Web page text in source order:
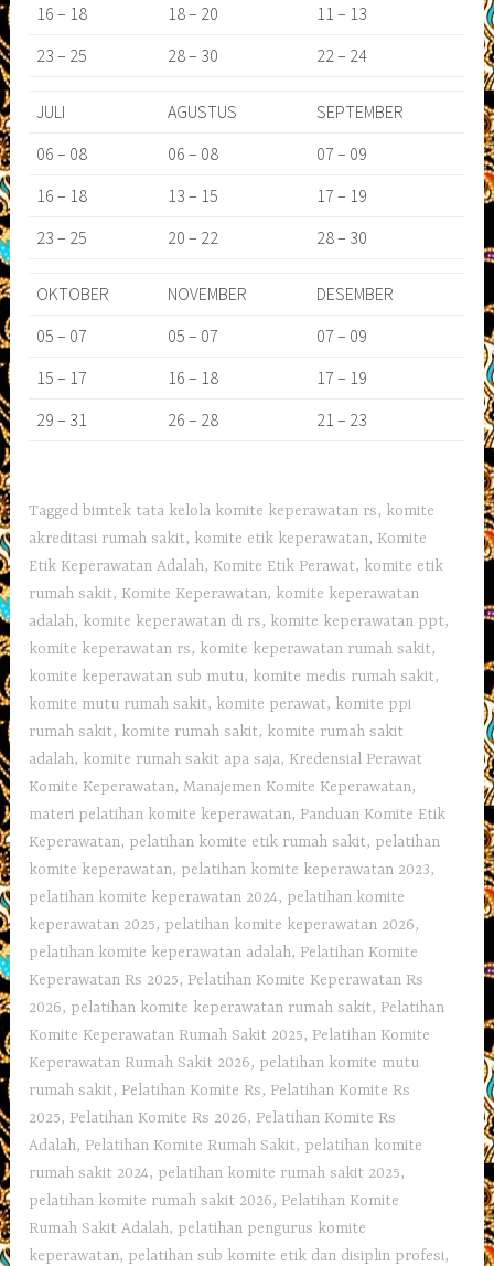
16 – 18
18 – 20
11 – 13
23 – 25
28 – 30 22 – 24
JULI AGUSTUS
SEPTEMBER
06 – 08
06 – 08
07 – 09
16 – 18
13 – 15
17 – 19
23 – 25
20 – 22 28 – 30
OKTOBER NOVEMBER
DESEMBER
05 – 07
05 – 07
07 – 09
15 – 17
16 – 18
17 – 19
29 – 31
26 – 28 21 – 23
Tagged bimtek tata kelola komite keperawatan rs, komite
akreditasi rumah sakit, komite etik keperawatan, Komite
Etik Keperawatan Adalah, Komite Etik Perawat, komite etik
rumah sakit, Komite Keperawatan, komite keperawatan
adalah, komite keperawatan di rs, komite keperawatan ppt,
komite keperawatan rs, komite keperawatan rumah sakit,
komite keperawatan sub mutu, komite medis rumah sakit,
komite mutu rumah sakit, komite perawat, komite ppi
rumah sakit, komite rumah sakit, komite rumah sakit
adalah, komite rumah sakit apa saja, Kredensial Perawat
Komite Keperawatan,Manajemen Komite Keperawatan,
materi pelatihan komite keperawatan, Panduan Komite Etik
Keperawatan, pelatihan komite etik rumah sakit, pelatihan
komite keperawatan, pelatihan komite keperawatan 2023,
pelatihan komite keperawatan 2024, pelatihan komite
keperawatan 2025, pelatihan komite keperawatan 2026,
pelatihan komite keperawatan adalah, Pelatihan Komite
Keperawatan Rs 2025, Pelatihan Komite Keperawatan Rs
2026, pelatihan komite keperawatan rumah sakit, Pelatihan
Komite Keperawatan Rumah Sakit 2025, Pelatihan Komite
Keperawatan Rumah Sakit 2026, pelatihan komite mutu
rumah sakit, Pelatihan Komite Rs, Pelatihan Komite Rs
2025, Pelatihan Komite Rs 2026, Pelatihan Komite Rs
Adalah, Pelatihan Komite Rumah Sakit, pelatihan komite
rumah sakit 2024, pelatihan komite rumah sakit 2025,
pelatihan komite rumah sakit 2026, Pelatihan Komite
Rumah Sakit Adalah, pelatihan pengurus komite
keperawatan, pelatihan sub komite etik dan disiplin profesi,